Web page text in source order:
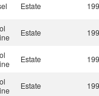
Estate
Estate
Estate
Estate